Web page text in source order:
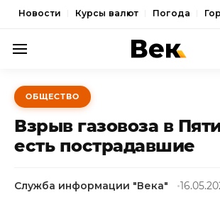
Новости Курсы валют Погода
ПОЛИТИКА
ЭКОНОМИКА
ОБЩЕСТВО
КУЛЬТУРА
ОБЩЕСТВО
Взрыв газовоза в
есть пострадавшие
Служба информации "Века"